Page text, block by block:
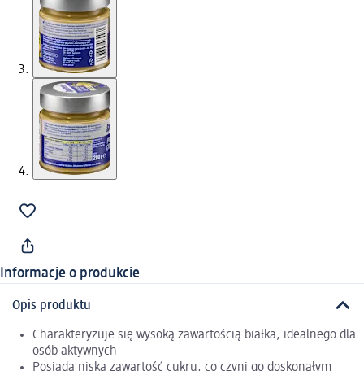
Informacje o produkcie
Opis produktu
Charakteryzuje się wysoką zawartością białka, idealnego dla
osób aktywnych
Posiada niską zawartość cukru, co czyni go doskonałym